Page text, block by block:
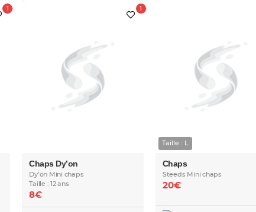
Chaps Dy’on
Dy’on Mini chaps
Taille : 12 ans
8€
Taille : L
Chaps
Steeds Mini chaps
20€